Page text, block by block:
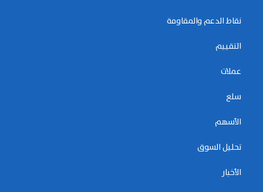
نقاط الدعم والمقاومة
التقييم
عملات
سلع
الأسهم
تحليل السوق
الأخبار